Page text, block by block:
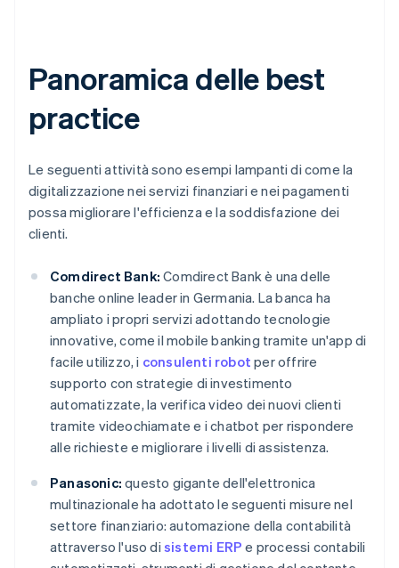
Panoramica delle best
practice
Le seguenti attività sono esempi lampanti di come la
digitalizzazione nei servizi finanziari e nei pagamenti
possa migliorare l'efficienza e la soddisfazione dei
clienti.
Comdirect Bank: Comdirect Bank è una delle
banche online leader in Germania. La banca ha
ampliato i propri servizi adottando tecnologie
innovative, come il mobile banking tramite un'app di
facile utilizzo, i consulenti robot per offrire
supporto con strategie di investimento
automatizzate, la verifica video dei nuovi clienti
tramite videochiamate e i chatbot per rispondere
alle richieste e migliorare i livelli di assistenza.
Panasonic: questo gigante dell'elettronica
multinazionale ha adottato le seguenti misure nel
settore finanziario: automazione della contabilità
attraverso l'uso di sistemi ERP e processi contabili